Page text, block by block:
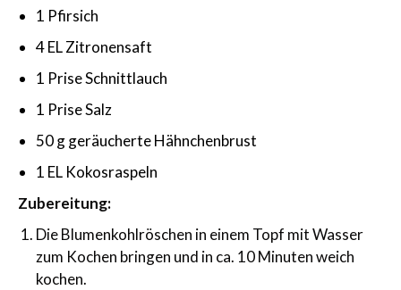
1 Pfirsich
4 EL Zitronensaft
1 Prise Schnittlauch
1 Prise Salz
50 g geräucherte Hähnchenbrust
1 EL Kokosraspeln
Zubereitung:
Die Blumenkohlröschen in einem Topf mit Wasser
zum Kochen bringen und in ca. 10 Minuten weich
kochen.